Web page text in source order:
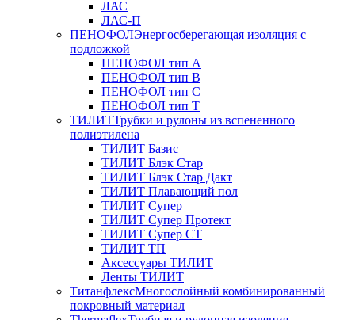
ЛАС
ЛАС-П
ПЕНОФОЛЭнергосберегающая изоляция с
подложкой
ПЕНОФОЛ тип А
ПЕНОФОЛ тип B
ПЕНОФОЛ тип C
ПЕНОФОЛ тип T
ТИЛИТТрубки и рулоны из вспененного
полиэтилена
ТИЛИТ Базис
ТИЛИТ Блэк Стар
ТИЛИТ Блэк Стар Дакт
ТИЛИТ Плавающий пол
ТИЛИТ Супер
ТИЛИТ Супер Протект
ТИЛИТ Супер СТ
ТИЛИТ ТП
Аксессуары ТИЛИТ
Ленты ТИЛИТ
ТитанфлексМногослойный комбинированный
покровный материал